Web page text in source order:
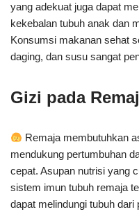
yang adekuat juga dapat
kekebalan tubuh anak dan
Konsumsi makanan sehat
daging, dan susu sangat
Gizi pada
Remaja membutuhkan
mendukung pertumbuhan
cepat. Asupan nutrisi yang
sistem imun tubuh remaja
dapat melindungi tubuh